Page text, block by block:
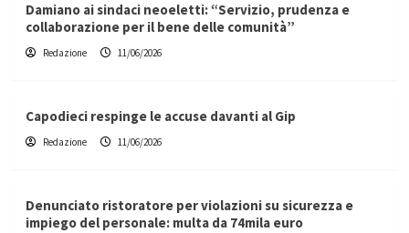
Damiano ai sindaci neoeletti: “Servizio, prudenza e
collaborazione per il bene delle comunità”
Redazione 11/06/2026
Capodieci respinge le accuse davanti al Gip
Redazione 11/06/2026
Denunciato ristoratore per violazioni su sicurezza e
impiego del personale: multa da 74mila euro